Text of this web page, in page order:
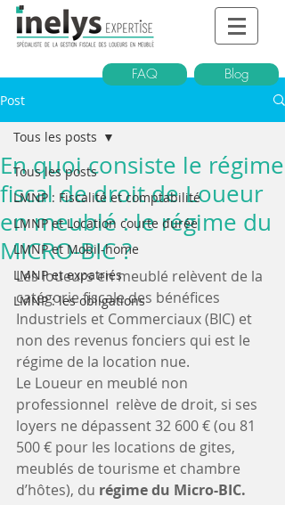
FAQ Blog
Post
Tous les posts
LMNP : Fiscalité et comptabilité
LMNP et Location courte durée
LMNP et Mobil-home
LMNP et expatriés
LMNP : les obligations
Tous les posts
En quoi consiste le régime
fiscal de droit de Loueur
en meublé : le régime du
MICRO-BIC ?
Les loueurs en meublé relèvent de la
catégorie fiscale des bénéfices
Industriels et Commerciaux (BIC) et
non des revenus fonciers qui est le
régime de la location nue.
Le Loueur en meublé non
professionnel  relève de droit, si ses
loyers ne dépassent 32 600 € (ou 81
500 € pour les locations de gites,
meublés de tourisme et chambre
d’hôtes), du régime du Micro-BIC.